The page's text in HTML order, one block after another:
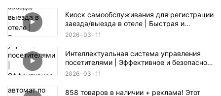
Киоск самообслуживания для регистрации
заезда/выезда в отеле | Быстрая и
бесконтактная регистрация заезда/выезда
2026 03 11
Интеллектуальная система управления
посетителями | Эффективное и безопасное
решение для регистрации
2026 03 11
858 товаров в наличии + реклама! Этот